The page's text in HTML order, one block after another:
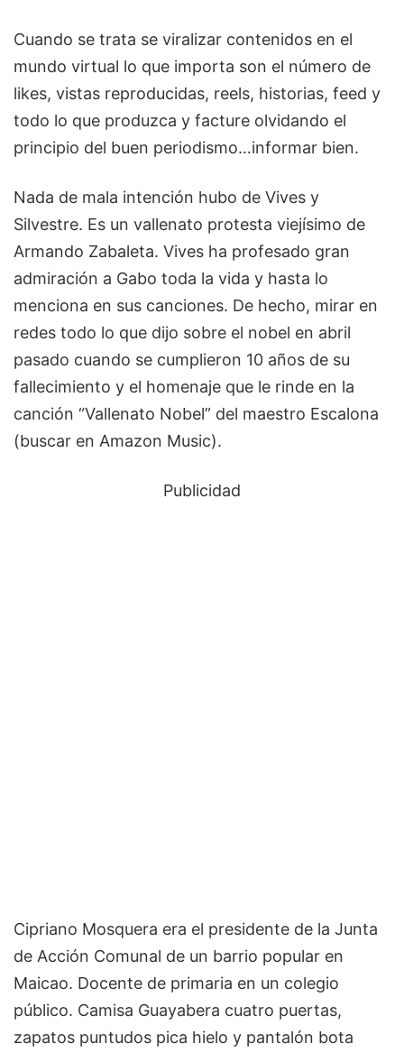
Cuando se trata se viralizar contenidos en el
mundo virtual lo que importa son el número de
likes, vistas reproducidas, reels, historias, feed y
todo lo que produzca y facture olvidando el
principio del buen periodismo…informar bien.
Nada de mala intención hubo de Vives y
Silvestre. Es un vallenato protesta viejísimo de
Armando Zabaleta. Vives ha profesado gran
admiración a Gabo toda la vida y hasta lo
menciona en sus canciones. De hecho, mirar en
redes todo lo que dijo sobre el nobel en abril
pasado cuando se cumplieron 10 años de su
fallecimiento y el homenaje que le rinde en la
canción “Vallenato Nobel” del maestro Escalona
(buscar en Amazon Music).
Publicidad
Cipriano Mosquera era el presidente de la Junta
de Acción Comunal de un barrio popular en
Maicao. Docente de primaria en un colegio
público. Camisa Guayabera cuatro puertas,
zapatos puntudos pica hielo y pantalón bota